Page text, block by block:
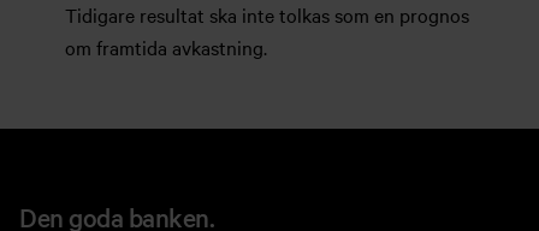
Tidigare resultat ska inte tolkas som en prognos
om framtida avkastning.
Den goda banken.